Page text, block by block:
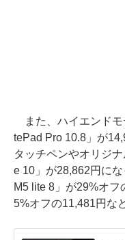
また、ハイエンドモ
tePad Pro 10.8」が
タッチペンやオリジ
e 10」が28,862円に
M5 lite 8」が29%オフ
5%オフの11,481円な